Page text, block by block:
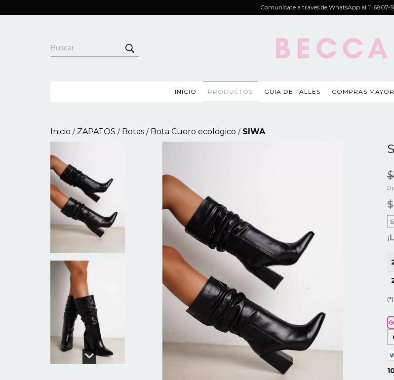
Comunicate a traves de WhatsApp al 11 6807-
INICIO PRODUCTOS GUIA DE TALLES COMPRAS
Inicio / ZAPATOS / Botas / Bota Cuero ecologico / SIWA